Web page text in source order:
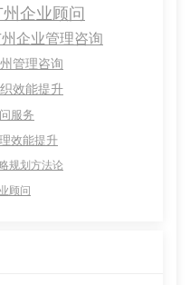
州企业顾问
企业管理咨询
管理咨询
效能提升
服务
效能提升
规划方法论
顾问